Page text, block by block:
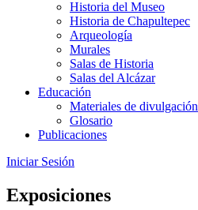
Historia del Museo
Historia de Chapultepec
Arqueología
Murales
Salas de Historia
Salas del Alcázar
Educación
Materiales de divulgación
Glosario
Publicaciones
Iniciar Sesión
Exposiciones